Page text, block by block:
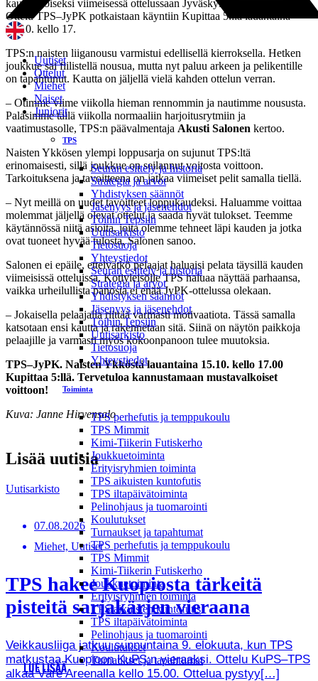
Uutiset
Ottelut
Miehet
Naiset
Juniorit
TPS
Seuran esittely ja historia
Strategia ja arvot
Yhdistyksen säännöt
Jäsenyys ja jäsenehdot
Töihin Tepsiin
Uutisarkisto
Tietosuoja
Yhteystiedot
Seuran esittely ja historia
Strategia ja arvot
Yhdistyksen säännöt
Jäsenyys ja jäsenehdot
Töihin Tepsiin
Uutisarkisto
Tietosuoja
Yhteystiedot
Toiminta
TPS perhefutis ja temppukoulu
TPS Mimmit
Kimi-Tiikerin Futiskerho
Joukkuetoiminta
Erityisryhmien toiminta
TPS aikuisten kuntofutis
TPS iltapäivätoiminta
Pelinohjaus ja tuomarointi
Koulutukset
Turnaukset ja tapahtumat
TPS perhefutis ja temppukoulu
TPS Mimmit
Kimi-Tiikerin Futiskerho
Joukkuetoiminta
Erityisryhmien toiminta
TPS aikuisten kuntofutis
TPS iltapäivätoiminta
Pelinohjaus ja tuomarointi
Koulutukset
Turnaukset ja tapahtumat
kauden toiseksi viimeisessä ottelussaan Jyväskylän Pallokerhon.
Ottelu TPS–JyPK potkaistaan käyntiin Kupittaa 5:llä lauantaina
15.10. kello 17.
TPS:n naisten liiganousu varmistui edellisellä kierroksella. Hetken
joukkue sai fiilistellä nousua, mutta nyt paluu arkeen ja pelikentille
on tapahtunut. Kautta on jäljellä vielä kahden ottelun verran.
– Otimme viime viikolla hieman rennommin ja nautimme noususta.
Palasimme tällä viikolla normaaliin harjoitusrytmiin ja
vaatimustasolle, TPS:n päävalmentaja Akusti Salonen kertoo.
Naisten Ykkösen ylempi loppusarja on sujunut TPS:ltä
erinomaisesti, sillä joukkue on seilannut voitosta voittoon.
Tarkoituksena ja tavoitteena on jatkaa viimeiset pelit samalla tiellä.
– Nyt meillä on uudet tavoitteet loppukaudeksi. Haluamme voittaa
molemmat jäljellä olevat ottelut ja saada hyvät tulokset. Teemme
käytännössä niitä asioita, joita olemme tehneet läpi kauden ja jotka
ovat tuoneet hyvää tulosta, Salonen sanoo.
Salonen ei epäile, etteivätkö pelaajat haluaisi pelata täysillä kauden
viimeisissä otteluissa. Kotiyleisölle TPS haluaa näyttää parhaansa,
vaikka urheilullista panosta ei enää JyPK-ottelussa olekaan.
– Jokaisella pelaajalla riittää varmasti motivaatiota. Tässä samalla
katsotaan ensi kautta ja rakennetaan sitä. Siinä on näytön paikkoja
pelaajille ja varmasti myös kokoonpanoon tulee muutoksia.
TPS–JyPK. Naisten Ykköstä lauantaina 15.10. kello 17.00
Kupittaa 5:llä. Tervetuloa kannustamaan mustavalkoiset
voittoon!
Kuva: Janne Hirvensalo
Lisää uutisia
Uutisarkisto
07.08.2026
Miehet, Uutiset
TPS hakee Kuopiosta tärkeitä
pisteitä sarjakärjen vieraana
Veikkausliiga jatkuu sunnuntaina 9. elokuuta, kun TPS
matkustaa Kuopioon KuPS:n vieraaksi. Ottelu KuPS–TPS
alkaa Väre Areenalla kello 15.00. Ottelua pystyy[…]
LUE LISÄÄ